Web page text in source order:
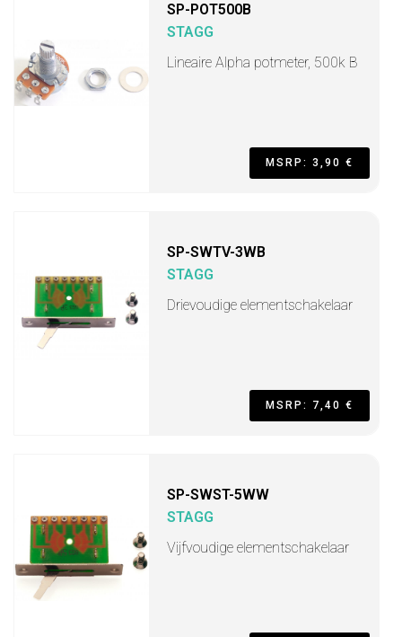
SP-POT500B
STAGG
Lineaire Alpha potmeter, 500k B
MSRP: 3,90 €
SP-SWTV-3WB
STAGG
Drievoudige elementschakelaar
MSRP: 7,40 €
SP-SWST-5WW
STAGG
Vijfvoudige elementschakelaar